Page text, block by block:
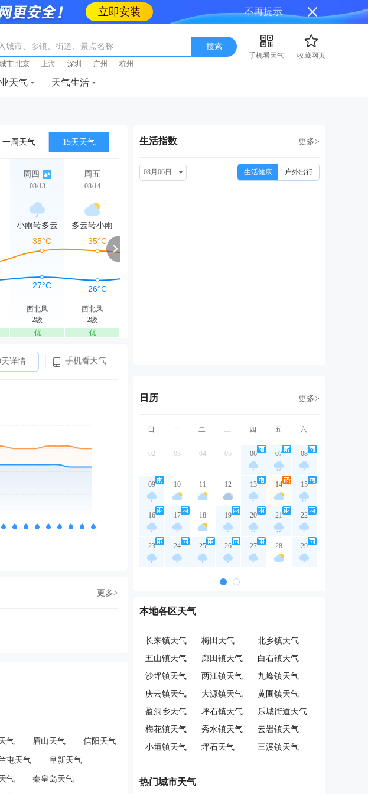
立即安装 不再提示
城市、乡镇、街道、景点名称 搜索
手机看天气
收藏网页
市:北京 上海 深圳 广州 杭州
天气 天气生活
一周天气 15天天气
周四
08/13
小雨转多云
西北风
2级
优
周五
08/14
多云转小雨
西北风
2级
优
周六 周一 周二
详情 手机看天气
更多>
气 眉山天气 信阳天气
屯天气 阜新天气
气 秦皇岛天气
生活指数 更多>
08月06日 生活健康 户外出行
日历 更多>
日 一 二 三 四 五 六
02 03 04 05 06 07 08
09 10 11 12 13 14 15
16 17 18 19 20 21 22
23 24 25 26 27 28 29
本地各区天气
长来镇天气 梅田天气
北乡镇天气
五山镇天气
廊田镇天气
白石镇天气
沙坪镇天气
两江镇天气
九峰镇天气
庆云镇天气
大源镇天气
黄圃镇天气
盈洞乡天气
坪石镇天气
乐城街道天气
梅花镇天气
秀水镇天气
云岩镇天气
小垣镇天气
坪石天气 三溪镇天气
热门城市天气